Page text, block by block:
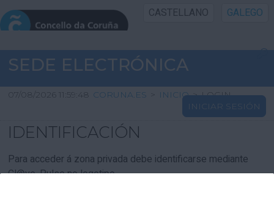
CASTELLANO GALEGO
INICIO SEDE
INICIO
INFORMACIÓN PÚBLICA
CARTAFOL CIDADÁN
SEDE ELECTRÓNICA
07/08/2026 11:59:48 CORUNA.ES > INICIO > LOGIN
INICIAR SESIÓN
IDENTIFICACIÓN
Para acceder á zona privada debe identificarse mediante
Cl@ve. Pulse no logotipo